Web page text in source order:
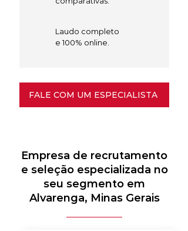
Laudo completo
e 100% online.
FALE COM UM ESPECIALISTA
Empresa de recrutamento
e seleção especializada no
seu segmento em
Alvarenga, Minas Gerais